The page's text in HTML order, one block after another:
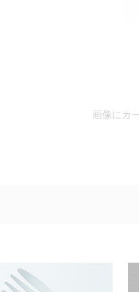
画像にカ